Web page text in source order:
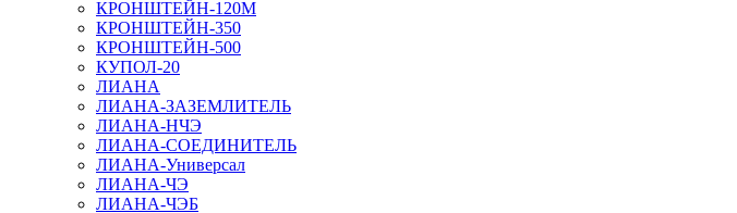
КРОНШТЕЙН-120М
КРОНШТЕЙН-350
КРОНШТЕЙН-500
КУПОЛ-20
ЛИАНА
ЛИАНА-ЗАЗЕМЛИТЕЛЬ
ЛИАНА-НЧЭ
ЛИАНА-СОЕДИНИТЕЛЬ
ЛИАНА-Универсал
ЛИАНА-ЧЭ
ЛИАНА-ЧЭБ